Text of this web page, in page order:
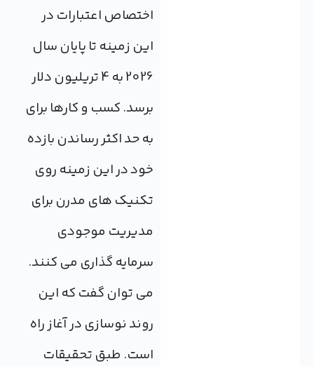
اختصاص اعتبارات در
این زمینه تا پایان سال
2026 به 4 تریلیون دلار
برسد. کسب و کارها برای
به حد اکثر رساندن بازده
خود در این زمینه روی
تکنیک های مدرن برای
مدیریت موجودی
سرمایه گذاری می کنند.
می توان گفت که این
روند نوسازی در آغاز راه
است. طبق تحقیقات